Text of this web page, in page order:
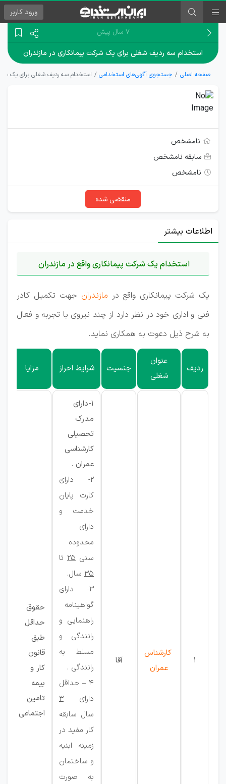
ورود کاربر
۷ سال پیش
استخدام سه ردیف شغلی برای یک شرکت پیمانکاری در مازندران
صفحه اصلی جستجوی آگهی‌های استخدامی استخدام سه ردیف شغلی برای یک شرکت
نامشخص
سابقه نامشخص
نامشخص
منقضی شده
اطلاعات بیشتر
استخدام یک شرکت پیمانکاری واقع در مازندران
یک شرکت پیمانکاری واقع در مازندران جهت تکمیل کادر
فنی و اداری خود در نظر دارد از چند نیروی با تجربه و فعال
به شرح ذیل دعوت به همکاری نماید.
ردیف
عنوان
شغلی
جنسیت شرایط احراز مزایا
1
کارشناس
عمران
آقا
1-دارای
مدرک
تحصیلی
کارشناسی
عمران .
2- دارای
کارت پایان
خدمت و
دارای
محدوده
سنی 25 تا
35 سال.
3- دارای
گواهینامه
راهنمایی و
رانندگی و
مسلط به
رانندگی .
4 – حداقل
دارای 3
سال سابقه
کار مفید در
زمینه ابنیه
و ساختمان
به صورت
حقوق
حداقل
طبق
قانون
کار و
بیمه
تامین
اجتماعی